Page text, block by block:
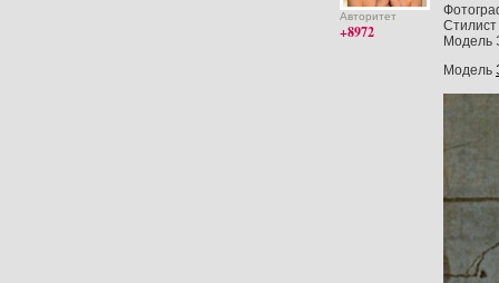
Авторитет
+8972
Стилист
Модель
Модель